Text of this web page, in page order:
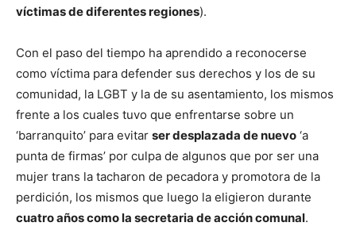
víctimas de diferentes regiones).
Con el paso del tiempo ha aprendido a reconocerse
como víctima para defender sus derechos y los de su
comunidad, la LGBT y la de su asentamiento, los mismos
frente a los cuales tuvo que enfrentarse sobre un
‘barranquito’ para evitar ser desplazada de nuevo ‘a
punta de firmas’ por culpa de algunos que por ser una
mujer trans la tacharon de pecadora y promotora de la
perdición, los mismos que luego la eligieron durante
cuatro años como la secretaria de acción comunal.